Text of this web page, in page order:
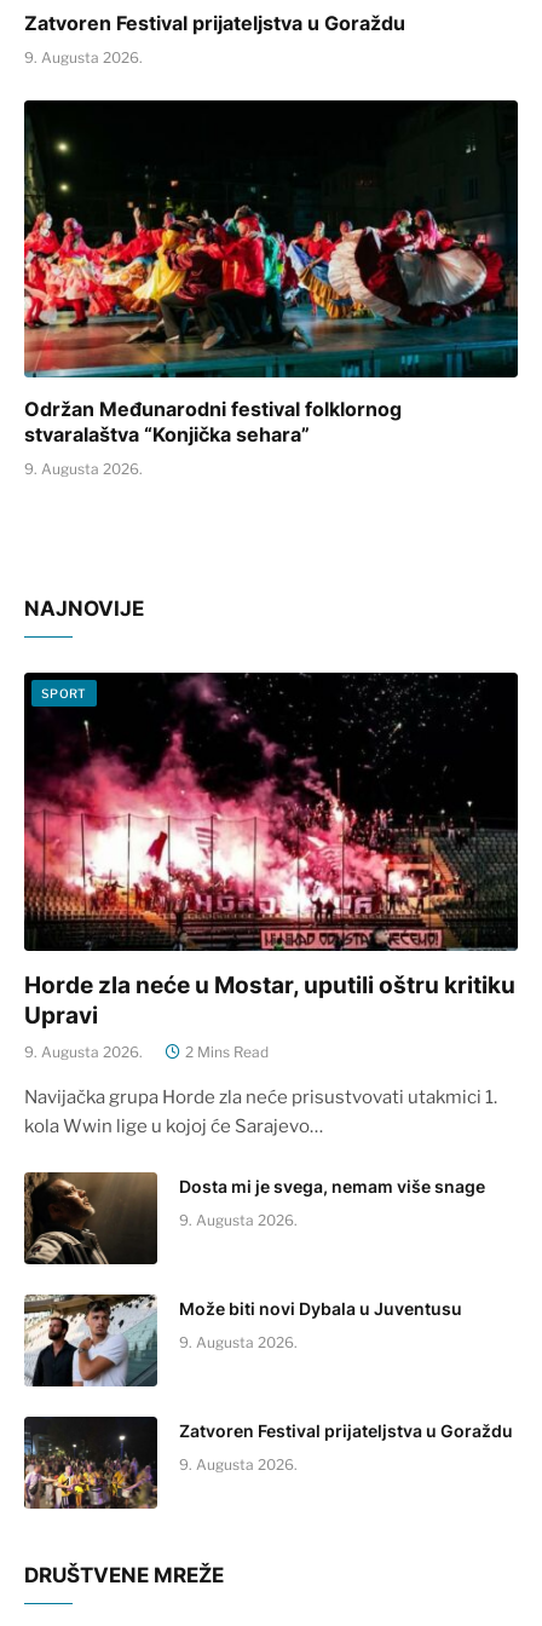
Zatvoren Festival prijateljstva u Goraždu
9. Augusta 2026.
Održan Međunarodni festival folklornog
stvaralaštva “Konjička sehara”
9. Augusta 2026.
NAJNOVIJE
SPORT
Horde zla neće u Mostar, uputili oštru kritiku
Upravi
9. Augusta 2026. 2 Mins Read
Navijačka grupa Horde zla neće prisustvovati utakmici 1.
kola Wwin lige u kojoj će Sarajevo…
Dosta mi je svega, nemam više snage
9. Augusta 2026.
Može biti novi Dybala u Juventusu
9. Augusta 2026.
Zatvoren Festival prijateljstva u Goraždu
9. Augusta 2026.
DRUŠTVENE MREŽE